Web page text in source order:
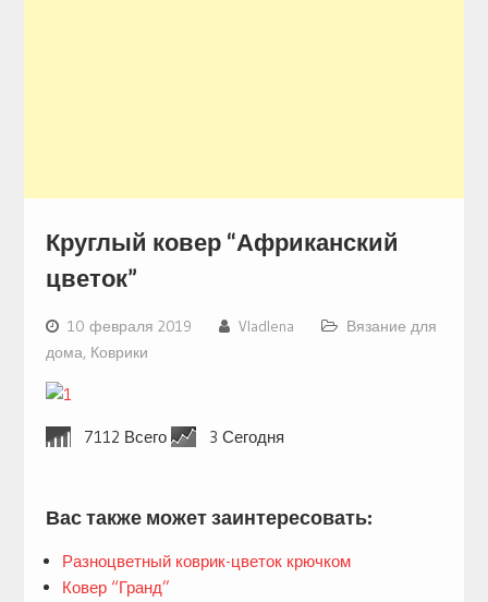
Круглый ковер “Африканский
цветок”
10 февраля 2019 Vladlena
Вязание для
дома, Коврики
7112 Всего 3 Сегодня
Вас также может заинтересовать:
Разноцветный коврик-цветок крючком
Ковер “Гранд”